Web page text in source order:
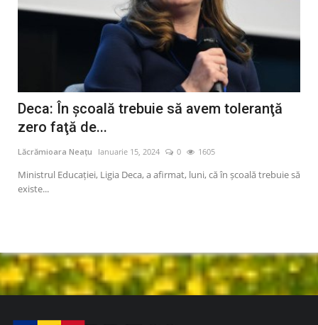
Deca: În şcoală trebuie să avem toleranţă
zero faţă de...
Lăcrămioara Neațu Ianuarie 15, 2024 0 1605
Ministrul Educaţiei, Ligia Deca, a afirmat, luni, că în şcoală trebuie să
existe...